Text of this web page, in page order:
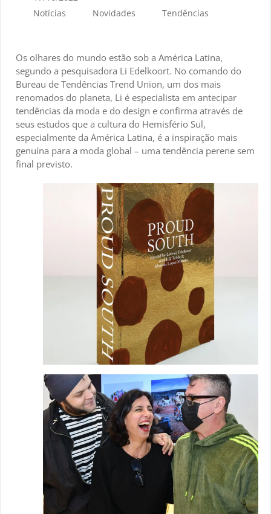
Notícias
Novidades Tendências
Os olhares do mundo estão sob a América Latina,
segundo a pesquisadora Li Edelkoort. No comando do
Bureau de Tendências Trend Union, um dos mais
renomados do planeta, Li é especialista em antecipar
tendências da moda e do design e confirma através de
seus estudos que a cultura do Hemisfério Sul,
especialmente da América Latina, é a inspiração mais
genuína para a moda global – uma tendência perene sem
final previsto.